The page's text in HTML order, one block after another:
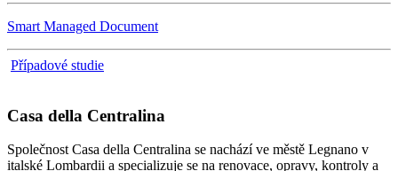
Smart Managed Document
Případové studie
Casa della Centralina
Společnost Casa della Centralina se nachází ve městě Legnano v
italské Lombardii a specializuje se na renovace, opravy, kontroly a